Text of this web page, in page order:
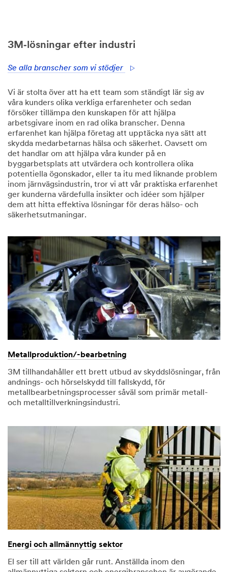
3M‑lösningar efter industri
Se alla branscher som vi stödjer
Vi är stolta över att ha ett team som ständigt lär sig av
våra kunders olika verkliga erfarenheter och sedan
försöker tillämpa den kunskapen för att hjälpa
arbetsgivare inom en rad olika branscher. Denna
erfarenhet kan hjälpa företag att upptäcka nya sätt att
skydda medarbetarnas hälsa och säkerhet. Oavsett om
det handlar om att hjälpa våra kunder på en
byggarbetsplats att utvärdera och kontrollera olika
potentiella ögonskador, eller ta itu med liknande problem
inom järnvägsindustrin, tror vi att vår praktiska erfarenhet
ger kunderna värdefulla insikter och idéer som hjälper
dem att hitta effektiva lösningar för deras hälso- och
säkerhetsutmaningar.
Metallproduktion/-bearbetning
3M tillhandahåller ett brett utbud av skyddslösningar, från
andnings- och hörselskydd till fallskydd, för
metallbearbetningsprocesser såväl som primär metall-
och metalltillverkningsindustri.
Energi och allmännyttig sektor
El ser till att världen går runt. Anställda inom den